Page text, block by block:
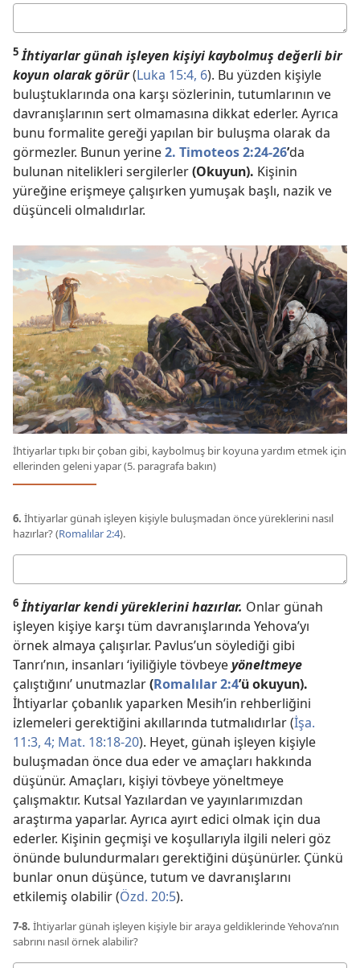
5 İhtiyarlar günah işleyen kişiyi kaybolmuş değerli bir
koyun olarak görür(Luka 15:4, 6). Bu yüzden kişiyle
buluştuklarında ona karşı sözlerinin, tutumlarının ve
davranışlarının sert olmamasına dikkat ederler. Ayrıca
bunu formalite gereği yapılan bir buluşma olarak da
görmezler. Bunun yerine2. Timoteos 2:24-26’da
bulunan nitelikleri sergilerler(Okuyun). Kişinin
yüreğine erişmeye çalışırken yumuşak başlı, nazik ve
düşünceli olmalıdırlar.
İhtiyarlar tıpkı bir çoban gibi, kaybolmuş bir koyuna yardım etmek için
ellerinden geleni yapar (5. paragrafa bakın)
6. İhtiyarlar günah işleyen kişiyle buluşmadan önce yüreklerini nasıl
hazırlar? (Romalılar 2:4).
6 İhtiyarlar kendi yüreklerini hazırlar. Onlar günah
işleyen kişiye karşı tüm davranışlarında Yehova’yı
örnek almaya çalışırlar. Pavlus’un söylediği gibi
Tanrı’nın, insanları ‘iyiliğiyle tövbeyeyöneltmeye
çalıştığını’ unutmazlar(Romalılar 2:4’ü okuyun).
İhtiyarlar çobanlık yaparken Mesih’in rehberliğini
izlemeleri gerektiğini akıllarında tutmalıdırlar (İşa.
11:3, 4; Mat. 18:18-20). Heyet, günah işleyen kişiyle
buluşmadan önce dua eder ve amaçları hakkında
düşünür. Amaçları, kişiyi tövbeye yöneltmeye
çalışmaktır. Kutsal Yazılardan ve yayınlarımızdan
araştırma yaparlar. Ayrıca ayırt edici olmak için dua
ederler. Kişinin geçmişi ve koşullarıyla ilgili neleri göz
önünde bulundurmaları gerektiğini düşünürler. Çünkü
bunlar onun düşünce, tutum ve davranışlarını
etkilemiş olabilir (Özd. 20:5).
7-8. İhtiyarlar günah işleyen kişiyle bir araya geldiklerinde Yehova’nın
sabrını nasıl örnek alabilir?